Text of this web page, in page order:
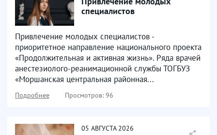
специалистов
Привлечение молодых специалистов -
приоритетное направление национального проекта
«Продолжительная и активная жизнь». Ряда врачей
анестезиолого-реанимационной службы ТОГБУЗ
«Моршанская центральная районная...
Подробнее Просмотров: 96
05 АВГУСТА 2026